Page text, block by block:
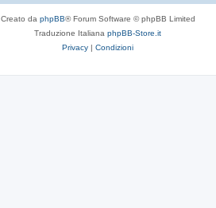
Creato da phpBB® Forum Software © phpBB Limited
Traduzione Italiana phpBB-Store.it
Privacy | Condizioni